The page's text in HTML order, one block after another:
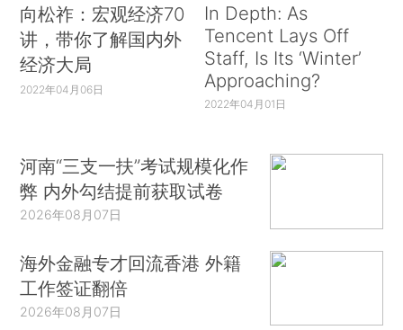
向松祚：宏观经济70
讲，带你了解国内外
经济大局
2022年04月06日
In Depth: As
Tencent Lays Off
Staff, Is Its ‘Winter’
Approaching?
2022年04月01日
河南“三支一扶”考试规模化作
弊 内外勾结提前获取试卷
2026年08月07日
海外金融专才回流香港 外籍
工作签证翻倍
2026年08月07日